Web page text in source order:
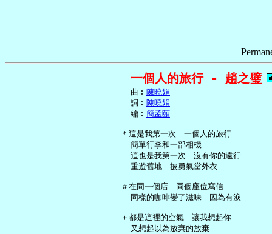
一個人的旅行 - 趙之璧
     曲︰
陳曉娟
     詞︰
陳曉娟
     編︰
簡孟頤
   ＊這是我第一次　一個人的旅行
     簡單行李和一部相機
     這也是我第一次　沒有你的遠行
     重遊舊地　披勇氣當外衣
   ＃在同一個店　同個座位寫信
     同樣的咖啡變了滋味　因為有淚
   ＋都是這裡的空氣　讓我想起你
     又想起以為放棄的放棄